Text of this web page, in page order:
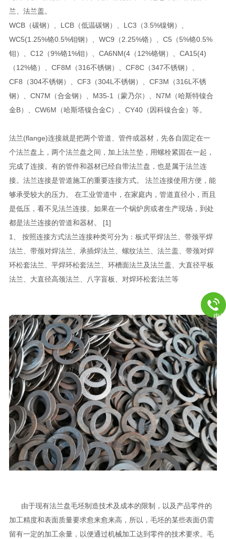
兰、法兰盖。
WCB（碳钢）、LCB（低温碳钢）、LC3（3.5%镍钢）、
WC5(1.25%铬0.5%钼钢）、WC9（2.25%铬）、C5（5%铬0.5%
钼）、C12（9%铬1%钼）、CA6NM(4（12%铬钢）、CA15(4)
（12%铬）、CF8M（316不锈钢）、CF8C（347不锈钢）、
CF8（304不锈钢）、CF3（304L不锈钢）、CF3M（316L不锈
钢）、CN7M（合金钢）、M35-1（蒙乃尔）、N7M（哈斯特镍合
金B）、CW6M（哈斯塔镍合金C）、CY40（因科镍合金）等。
法兰(flange)连接就是把两个管道、管件或器材，先各自固定在一
个法兰盘上，两个法兰盘之间，加上法兰垫，用螺栓紧固在一起，
完成了连接。有的管件和器材已经自带法兰盘，也是属于法兰连
接。法兰连接是管道施工的重要连接方式。 法兰连接使用方便，能
够承受较大的压力。 在工业管道中，在家庭内，管道直径小，而且
是低压，看不见法兰连接。如果在一个锅炉房或者生产现场，到处
都是法兰连接的管道和器材。 [1]
1、 按照连接方式法兰连接种类可分为：板式平焊法兰、带颈平焊
法兰、带颈对焊法兰、承插焊法兰、螺纹法兰、法兰盖、带颈对焊
环松套法兰、平焊环松套法兰、环槽面法兰及法兰盖、大直径平板
法兰、大直径高颈法兰、八字盲板、对焊环松套法兰等
由于现有法兰盘毛坯制造技术及成本的限制，以及产品零件的
加工精度和表面质量要求愈来愈来高，所以，毛坯的某些表面仍需
留有一定的加工余量，以便通过机械加工达到零件的技术要求。毛
电